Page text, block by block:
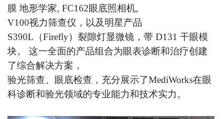
膜 地形学家, FC162眼底照相机,
V100视力筛查仪 ，以及明星产品
S390L（Firefly）裂隙灯显微镜，带 D131 干眼模
块。 这一全面的产品组合为眼表诊断和治疗创建
了综合解决方案，
验光筛查、眼底检查，充分展示了MediWorks在眼
科诊断和验光领域的专业能力和技术实力。